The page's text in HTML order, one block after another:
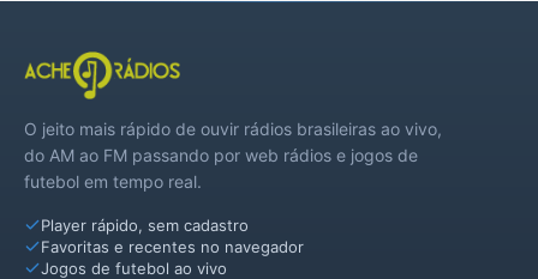
O jeito mais rápido de ouvir rádios brasileiras ao vivo,
do AM ao FM passando por web rádios e jogos de
futebol em tempo real.
Player rápido, sem cadastro
Favoritas e recentes no navegador
Jogos de futebol ao vivo